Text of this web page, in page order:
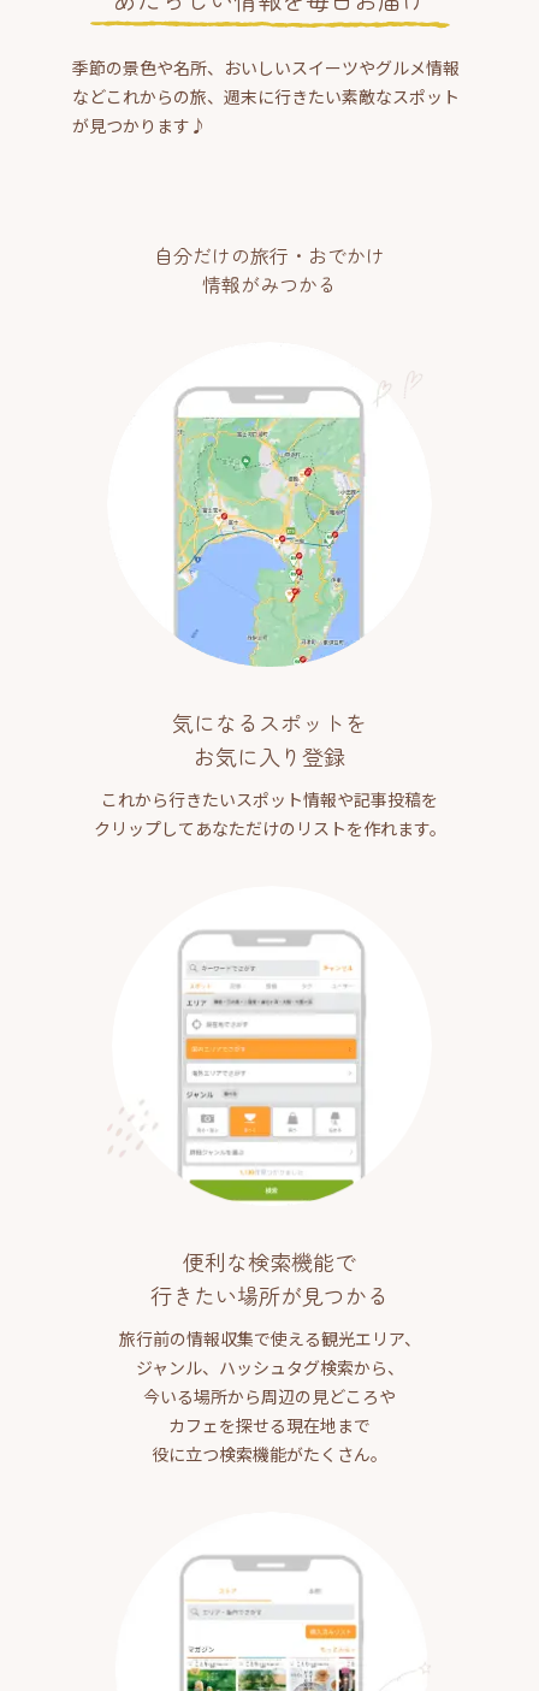
季節の景色や名所、おいしいスイーツやグルメ情報
などこれからの旅、週末に行きたい素敵なスポット
が見つかります♪
自分だけの旅行・おでかけ
情報がみつかる
気になるスポットを
お気に入り登録
これから行きたいスポット情報や記事投稿を
クリップしてあなただけのリストを作れます。
便利な検索機能で
行きたい場所が見つかる
旅行前の情報収集で使える観光エリア、
ジャンル、ハッシュタグ検索から、
今いる場所から周辺の見どころや
カフェを探せる現在地まで
役に立つ検索機能がたくさん。